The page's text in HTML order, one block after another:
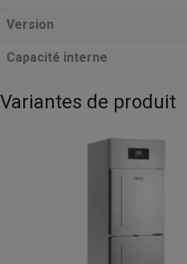
Version
Capacité interne
Variantes de produit